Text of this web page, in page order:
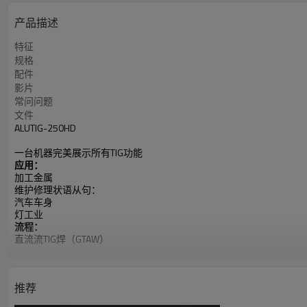
产品描述
特征
规格
配件
影片
常问问题
文件
ALUTIG-250HD
一台机器完美展示所有TIG功能
应用：
加工金属
维护修理状语从句：
汽车车身
灯工业
流程：
直流流TIG焊（GTAW）
输入功率：230V，单相
推荐